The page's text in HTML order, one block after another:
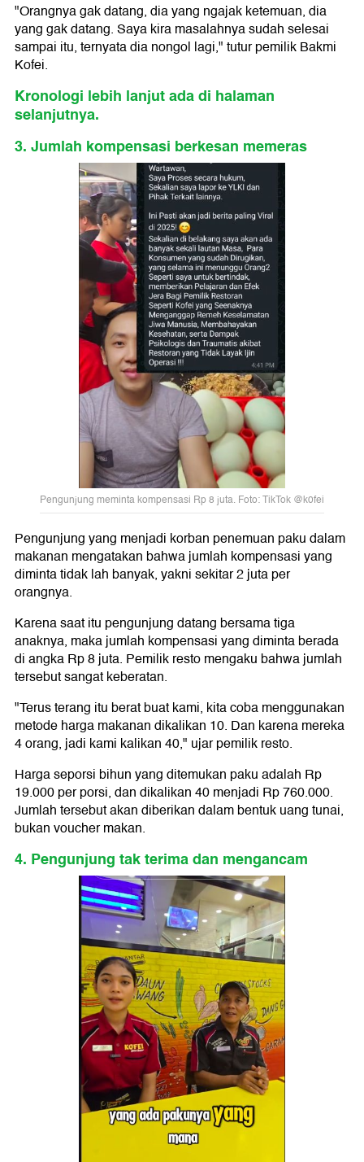
"Orangnya gak datang, dia yang ngajak ketemuan, dia
yang gak datang. Saya kira masalahnya sudah selesai
sampai itu, ternyata dia nongol lagi," tutur pemilik Bakmi
Kofei.
Kronologi lebih lanjut ada di halaman
selanjutnya.
3. Jumlah kompensasi berkesan memeras
Pengunjung meminta kompensasi Rp 8 juta. Foto: TikTok @k0fei
Pengunjung yang menjadi korban penemuan paku dalam
makanan mengatakan bahwa jumlah kompensasi yang
diminta tidak lah banyak, yakni sekitar 2 juta per
orangnya.
Karena saat itu pengunjung datang bersama tiga
anaknya, maka jumlah kompensasi yang diminta berada
di angka Rp 8 juta. Pemilik resto mengaku bahwa jumlah
tersebut sangat keberatan.
"Terus terang itu berat buat kami, kita coba menggunakan
metode harga makanan dikalikan 10. Dan karena mereka
4 orang, jadi kami kalikan 40," ujar pemilik resto.
Harga seporsi bihun yang ditemukan paku adalah Rp
19.000 per porsi, dan dikalikan 40 menjadi Rp 760.000.
Jumlah tersebut akan diberikan dalam bentuk uang tunai,
bukan voucher makan.
4. Pengunjung tak terima dan mengancam